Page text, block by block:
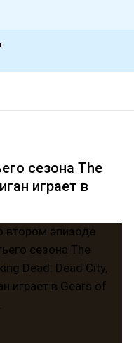
сезона The
играет в